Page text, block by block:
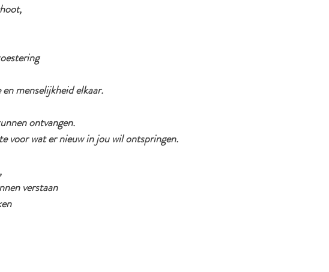
menselijkheid elkaar.
ontvangen.
voor wat er nieuw in jou wil ontspringen.
verstaan